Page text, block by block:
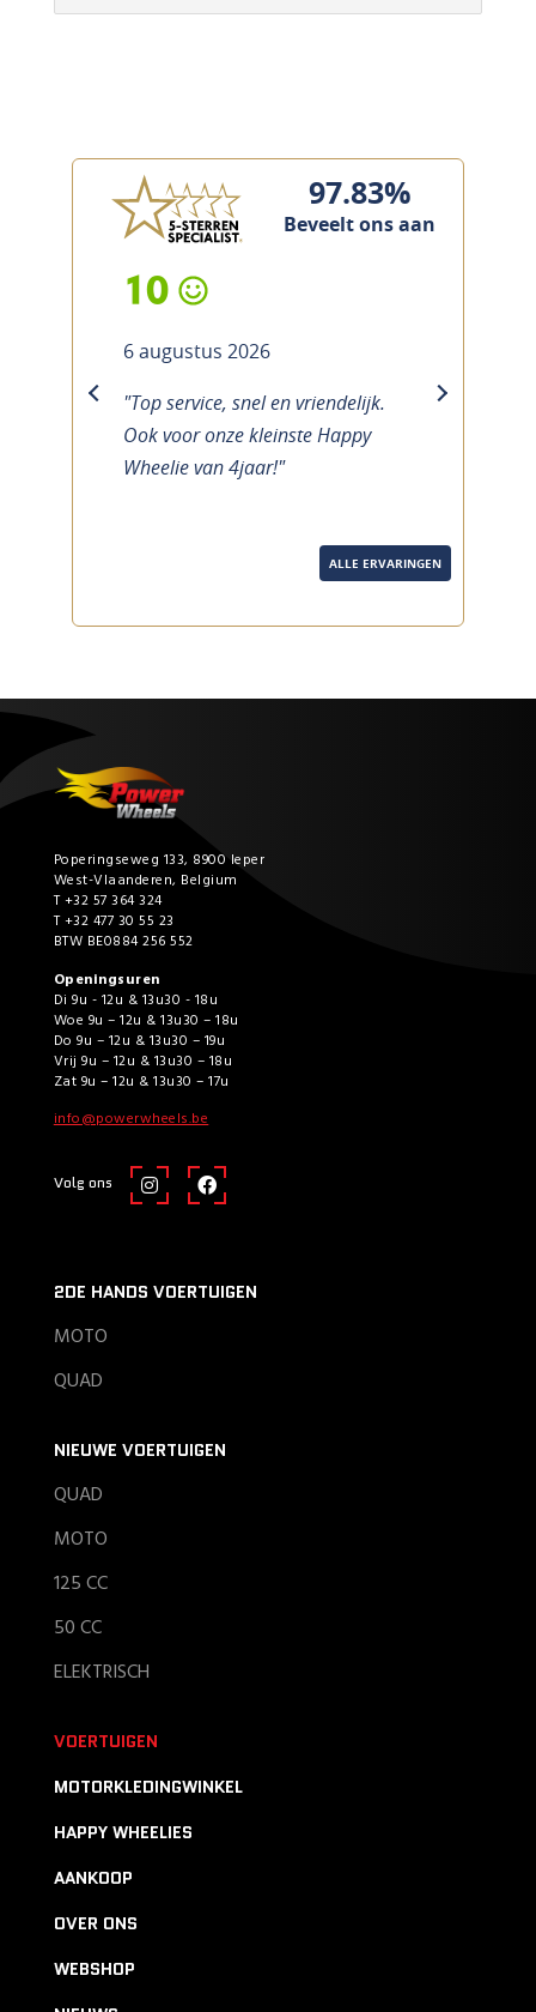
97.83%
Beveelt ons aan
10
6 augustus 2026
"Top service, snel en vriendelijk.
Ook voor onze kleinste Happy
Wheelie van 4jaar!"
previous next
ALLE ERVARINGEN
Poperingseweg 133, 8900 Ieper
West-Vlaanderen, Belgium
T +32 57 364 324
T +32 477 30 55 23
BTW BE0884 256 552
Openingsuren
Di 9u - 12u & 13u30 - 18u
Woe 9u – 12u & 13u30 – 18u
Do 9u – 12u & 13u30 – 19u
Vrij 9u – 12u & 13u30 – 18u
Zat 9u – 12u & 13u30 – 17u
info@powerwheels.be
Volg ons
2DE HANDS VOERTUIGEN
MOTO
QUAD
NIEUWE VOERTUIGEN
QUAD
MOTO
125 CC
50 CC
ELEKTRISCH
VOERTUIGEN
MOTORKLEDINGWINKEL
HAPPY WHEELIES
AANKOOP
OVER ONS
WEBSHOP